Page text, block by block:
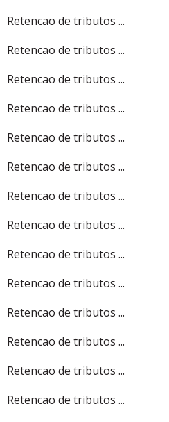
Retencao de tributos ...
Retencao de tributos ...
Retencao de tributos ...
Retencao de tributos ...
Retencao de tributos ...
Retencao de tributos ...
Retencao de tributos ...
Retencao de tributos ...
Retencao de tributos ...
Retencao de tributos ...
Retencao de tributos ...
Retencao de tributos ...
Retencao de tributos ...
Retencao de tributos ...